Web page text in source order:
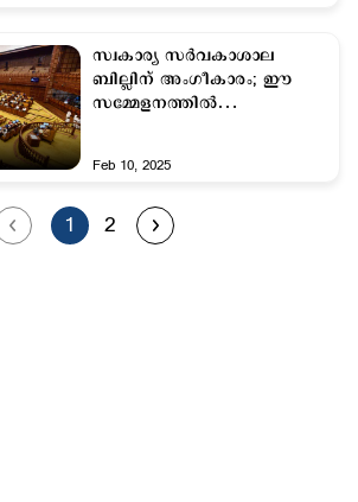
സ്വകാര്യ സര്‍വകാശാല
ബില്ലിന് അംഗീകാരം; ഈ
സമ്മേളനത്തില്‍
Feb 10, 2025
1 2